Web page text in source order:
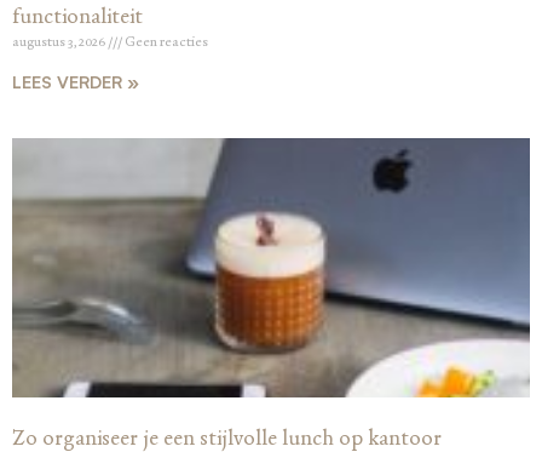
functionaliteit
augustus 3, 2026 Geen reacties
LEES VERDER »
Zo organiseer je een stijlvolle lunch op kantoor